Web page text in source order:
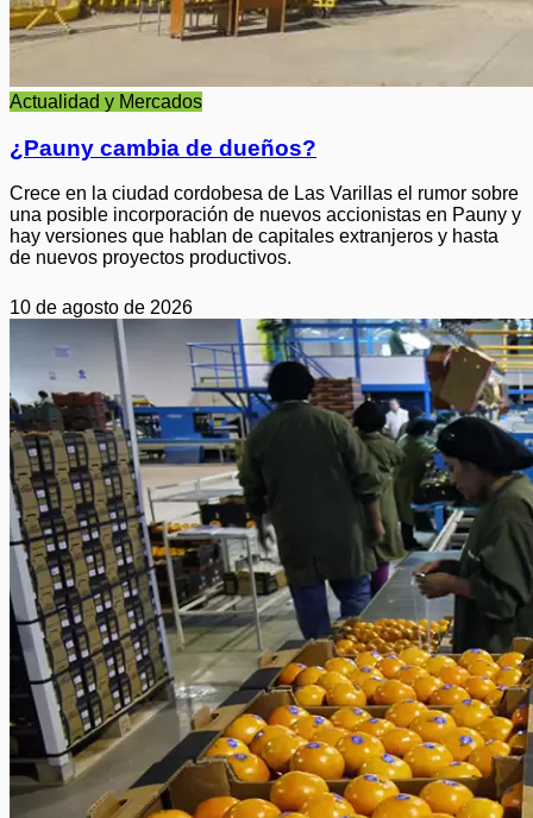
Actualidad y Mercados
¿Pauny cambia de dueños?
Crece en la ciudad cordobesa de Las Varillas el rumor sobre
una posible incorporación de nuevos accionistas en Pauny y
hay versiones que hablan de capitales extranjeros y hasta
de nuevos proyectos productivos.
10 de agosto de 2026